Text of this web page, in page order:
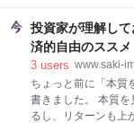
相続税の計算の仕方
算課税適用財産の加
（4）生前贈与額の
話です。 ところで、
と生前贈与について
金が全く違ってくる
学んだことをざっと
は親まだ元気だし
って思った人、早く
投資家が理解し
済的自由のスス
3 users www.saki-
ちょっと前に「本質
書きました。 本質
るし、リターンも上